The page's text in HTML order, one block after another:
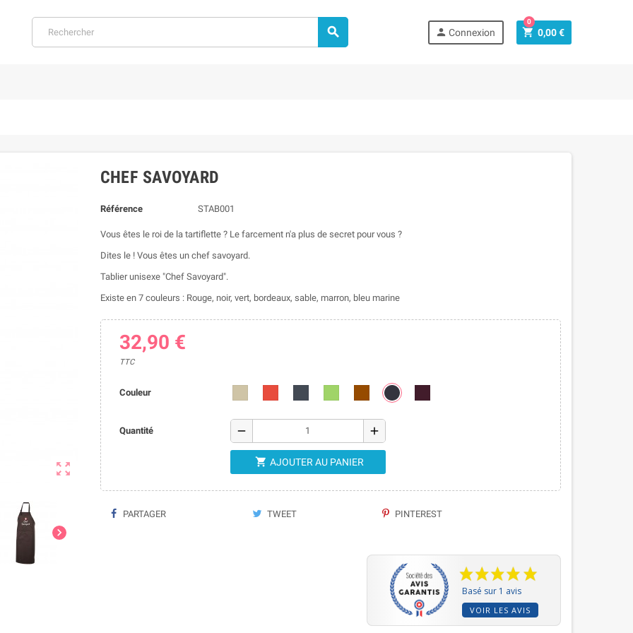
  Connexion  0,00 €
0


CHEF SAVOYARD
Référence STAB001
Vous êtes le roi de la tartiflette ? Le farcement n'a plus de secret pour vous ?
Dites le ! Vous êtes un chef savoyard.
Tablier unisexe "Chef Savoyard".
Existe en 7 couleurs : Rouge, noir, vert, bordeaux, sable, marron, bleu marine
32,90 €
TTC
Couleur
Quantité remove add
 AJOUTER AU PANIER
PARTAGER TWEET PINTEREST
Basé sur 1 avis
VOIR LES AVIS